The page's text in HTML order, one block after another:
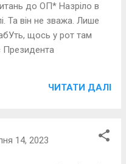
до ОП* Назріло в
Та він не зважа. Лише
щось у рот там
Президента
ЧИТАТИ ДАЛІ
14, 2023